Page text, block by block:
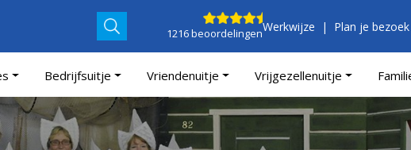
1216 beoordelingenWerkwijze Plan je bezoek
Bedrijfsuitje Vriendenuitje Vrijgezellenuitje